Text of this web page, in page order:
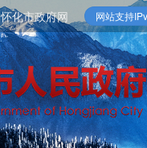
怀化市政府网 网站支持